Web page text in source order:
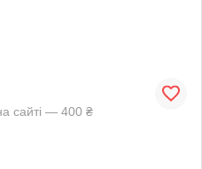
сайті — 400 ₴